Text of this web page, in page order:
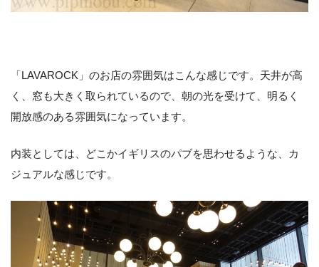
「LAVAROCK」のお店の雰囲気はこんな感じです。天井が高
く、窓も大きく取られているので、朝の光を受けて、明るく
開放感のある雰囲気になっています。
内装としては、どこかイギリスのパブを思わせるような、カ
ジュアルな感じです。